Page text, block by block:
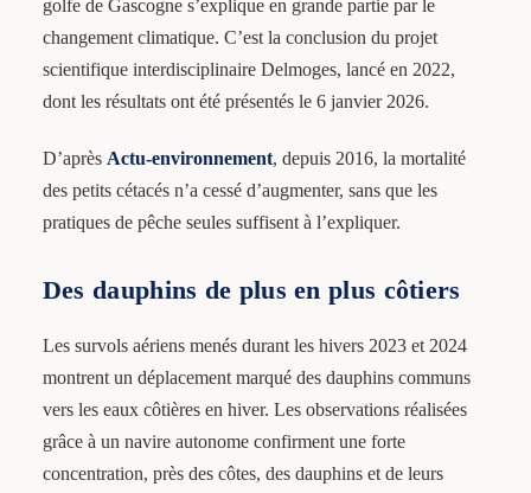
golfe de Gascogne s’explique en grande partie par le
changement climatique. C’est la conclusion du projet
scientifique interdisciplinaire Delmoges, lancé en 2022,
dont les résultats ont été présentés le 6 janvier 2026.
D’après Actu-environnement, depuis 2016, la mortalité
des petits cétacés n’a cessé d’augmenter, sans que les
pratiques de pêche seules suffisent à l’expliquer.
Des dauphins de plus en plus côtiers
Les survols aériens menés durant les hivers 2023 et 2024
montrent un déplacement marqué des dauphins communs
vers les eaux côtières en hiver. Les observations réalisées
grâce à un navire autonome confirment une forte
concentration, près des côtes, des dauphins et de leurs